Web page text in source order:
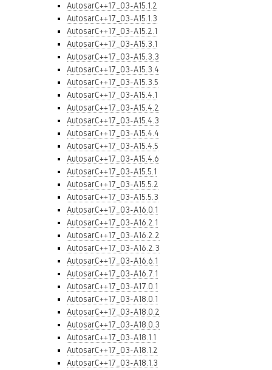
AutosarC++17_03-A15.1.2
AutosarC++17_03-A15.1.3
AutosarC++17_03-A15.2.1
AutosarC++17_03-A15.3.1
AutosarC++17_03-A15.3.3
AutosarC++17_03-A15.3.4
AutosarC++17_03-A15.3.5
AutosarC++17_03-A15.4.1
AutosarC++17_03-A15.4.2
AutosarC++17_03-A15.4.3
AutosarC++17_03-A15.4.4
AutosarC++17_03-A15.4.5
AutosarC++17_03-A15.4.6
AutosarC++17_03-A15.5.1
AutosarC++17_03-A15.5.2
AutosarC++17_03-A15.5.3
AutosarC++17_03-A16.0.1
AutosarC++17_03-A16.2.1
AutosarC++17_03-A16.2.2
AutosarC++17_03-A16.2.3
AutosarC++17_03-A16.6.1
AutosarC++17_03-A16.7.1
AutosarC++17_03-A17.0.1
AutosarC++17_03-A18.0.1
AutosarC++17_03-A18.0.2
AutosarC++17_03-A18.0.3
AutosarC++17_03-A18.1.1
AutosarC++17_03-A18.1.2
AutosarC++17_03-A18.1.3